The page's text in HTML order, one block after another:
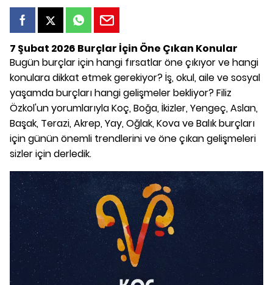
7 Şubat 2026 Burçlar İçin Öne Çıkan Konular
Bugün burçlar için hangi fırsatlar öne çıkıyor ve hangi
konulara dikkat etmek gerekiyor? İş, okul, aile ve sosyal
yaşamda burçları hangi gelişmeler bekliyor? Filiz
Özkol'un yorumlarıyla Koç, Boğa, İkizler, Yengeç, Aslan,
Başak, Terazi, Akrep, Yay, Oğlak, Kova ve Balık burçları
için günün önemli trendlerini ve öne çıkan gelişmeleri
sizler için derledik.